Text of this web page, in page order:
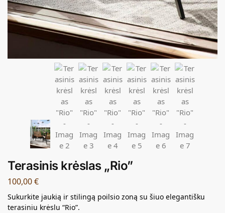
Terasinis krėslas „Rio”
100,00€
Sukurkite jaukią ir stilingą poilsio zoną su šiuo elegantišku
terasiniu krėslu “Rio”.